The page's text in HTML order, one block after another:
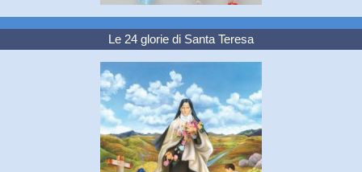
Le 24 glorie di Santa Teresa